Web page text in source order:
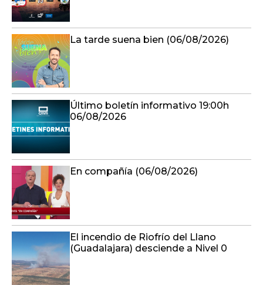
La tarde suena bien (06/08/2026)
Último boletín informativo 19:00h
06/08/2026
En compañía (06/08/2026)
El incendio de Riofrío del Llano
(Guadalajara) desciende a Nivel 0